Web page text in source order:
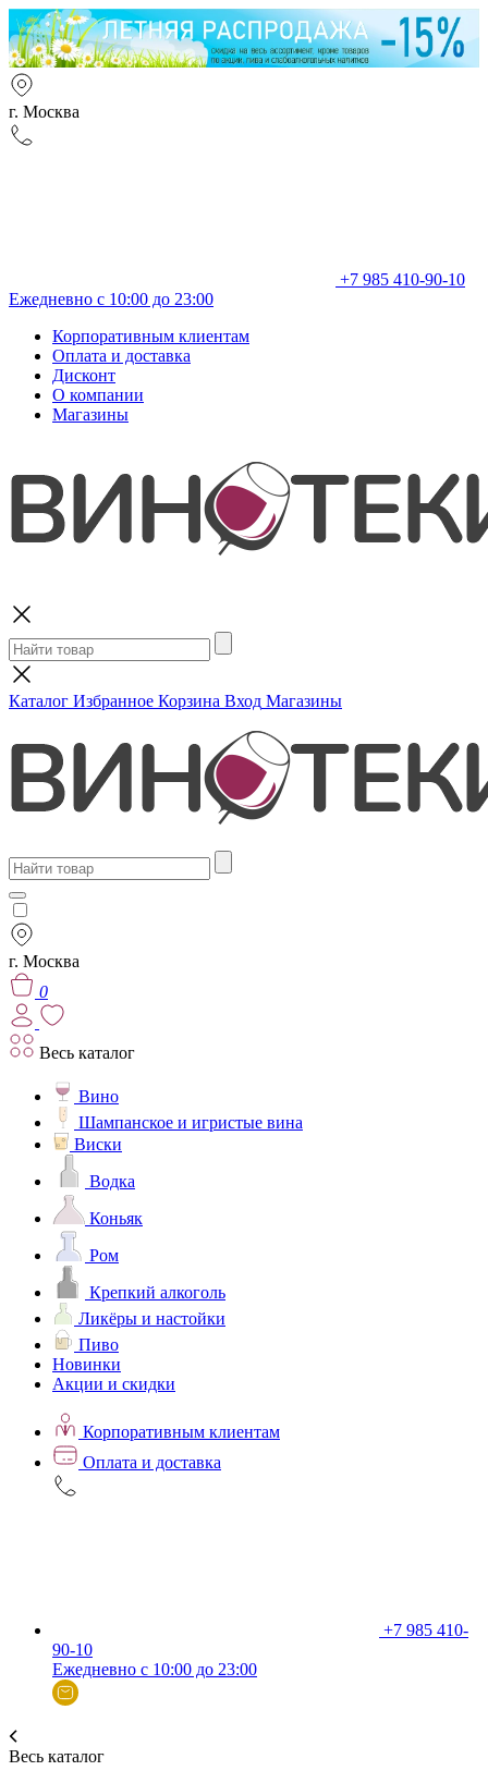
г. Москва
+7 985 410-90-10
Ежедневно с 10:00 до 23:00
Корпоративным клиентам
Оплата и доставка
Дисконт
О компании
Магазины
Каталог Избранное Корзина Вход Магазины
г. Москва
0
Весь каталог
Вино
Шампанское и игристые вина
Виски
Водка
Коньяк
Ром
Крепкий алкоголь
Ликёры и настойки
Пиво
Новинки
Акции и скидки
Корпоративным клиентам
Оплата и доставка
+7 985 410-
90-10
Ежедневно с 10:00 до 23:00
Весь каталог